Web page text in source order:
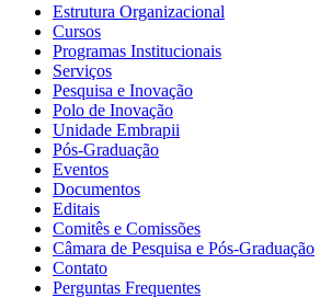
Estrutura Organizacional
Cursos
Programas Institucionais
Serviços
Pesquisa e Inovação
Polo de Inovação
Unidade Embrapii
Pós-Graduação
Eventos
Documentos
Editais
Comitês e Comissões
Câmara de Pesquisa e Pós-Graduação
Contato
Perguntas Frequentes